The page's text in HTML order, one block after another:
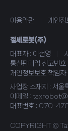
이용약관 개인정
절세로봇(주)
대표자 : 이선영
통신판매업 신고번
개인정보보호 책임자
사업장 소재지 : 서
이메일 :
대표번호 : 070-
COPYRIGHT ©